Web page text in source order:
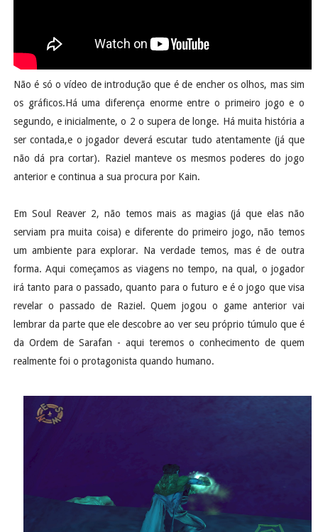
Não é só o vídeo de introdução que é de encher os olhos, mas sim
os gráficos.Há uma diferença enorme entre o primeiro jogo e o
segundo, e inicialmente, o 2 o supera de longe. Há muita história a
ser contada,e o jogador deverá escutar tudo atentamente (já que
não dá pra cortar). Raziel manteve os mesmos poderes do jogo
anterior e continua a sua procura por Kain.
Em Soul Reaver 2, não temos mais as magias (já que elas não
serviam pra muita coisa) e diferente do primeiro jogo, não temos
um ambiente para explorar. Na verdade temos, mas é de outra
forma. Aqui começamos as viagens no tempo, na qual, o jogador
irá tanto para o passado, quanto para o futuro e é o jogo que visa
revelar o passado de Raziel. Quem jogou o game anterior vai
lembrar da parte que ele descobre ao ver seu próprio túmulo que é
da Ordem de Sarafan - aqui teremos o conhecimento de quem
realmente foi o protagonista quando humano.